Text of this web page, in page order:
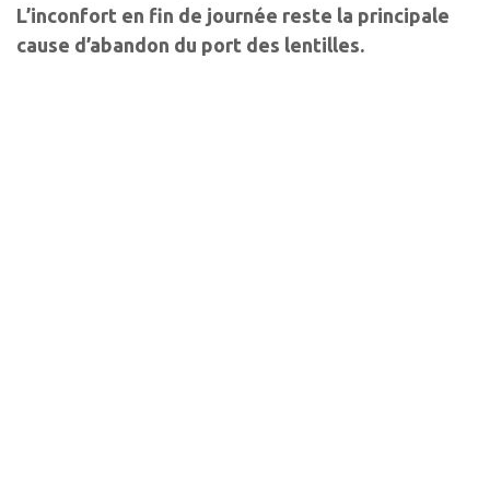
L’inconfort en fin de journée reste la principale
cause d’abandon du port des lentilles.